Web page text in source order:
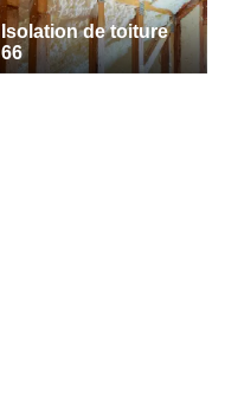
Isolation de toiture
66